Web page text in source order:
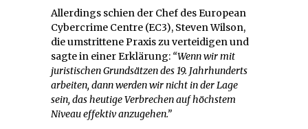
Allerdings schien der Chef des European
Cybercrime Centre (EC3), Steven Wilson,
die umstrittene Praxis zu verteidigen und
sagte in einer Erklärung: “Wenn wir mit
juristischen Grundsätzen des 19. Jahrhunderts
arbeiten, dann werden wir nicht in der Lage
sein, das heutige Verbrechen auf höchstem
Niveau effektiv anzugehen.”